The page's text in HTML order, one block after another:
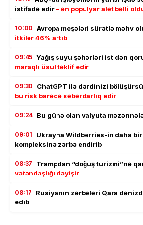
istifadə edir– ən populyar alət bəlli
10:00 Avropa meşələri sürətlə məhv
itkilər 46% artıb
09:45 Yağış suyu şəhərləri istidən
maraqlı üsul təklif edir
09:30 ChatGPT ilə dərdinizi
bu risk barədə xəbərdarlıq edir
09:24 Bu günə olan valyuta
09:01
Ukrayna Wildberries-in daha
kompleksinə zərbə endirib
08:37 Trampdan “doğuş turizmi”nə
vətəndaşlığı dəyişir
08:17
Rusiyanın zərbələri Qara
edib